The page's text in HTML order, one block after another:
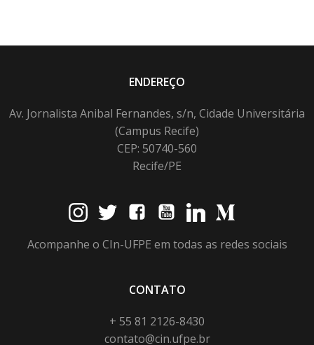
ENDEREÇO
Av. Jornalista Anibal Fernandes, s/n, Cidade Universitária
(Campus Recife)
CEP: 50740-560
Recife/PE
Acompanhe o CIn-UFPE em todas as redes sociais
CONTATO
+ 55 81 2126-8430
contato@cin.ufpe.br